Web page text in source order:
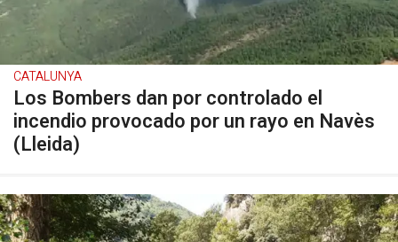
CATALUNYA
Los Bombers dan por controlado el
incendio provocado por un rayo en Navès
(Lleida)